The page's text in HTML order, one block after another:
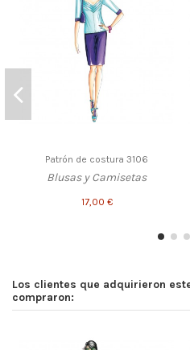
Patrón de costura 3106
Blusas y Camisetas
17,00 €
Los clientes que adquirieron
compraron: